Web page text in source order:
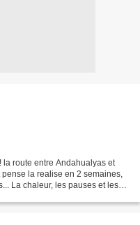
la route entre Andahualyas et
la realise en 2 semaines,
La chaleur, les pauses et les